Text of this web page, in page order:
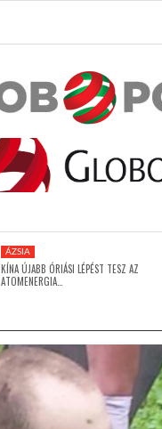
ÁZSIA
KÍNA ÚJABB ÓRIÁSI LÉPÉST TESZ AZ
ATOMENERGIA…